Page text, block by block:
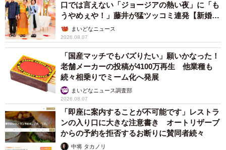
テンくんは、飼い主さんの人生を変えた存在（テンくんの飼い主さん、
Instagramよりキャプチャ撮影）
「猫はまっすぐ」――人生を変えた存在
最後に、これから猫を飼う人への思いを聞くと、こんな言
葉が返ってきました。
「猫は本当にまっすぐで純粋。言葉もちゃんと理解しま
す」
そして、こんな印象的な言葉も。
口では言えない「ジョージアの熱い夜」に「も
うやめぇや！」藤井が猛ツッコミ連発【新婚さ
ん】まいどなニュース
2026.08.07
「国産マッチでもバズりたい」願いかなった！
老舗メーカーの投稿が4100万再生 他業種も
続々相乗りでミーム化へ発展
まいどなニュース調査部
2026.08.07
「即座に案内することが不可能です」レストラ
ンの入り口に大きな注意書き オートリザーブ
からの予約を拒否するお断りに賛同者続々
中将 タカノリ